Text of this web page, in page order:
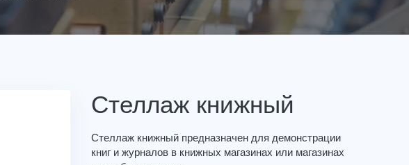
Стеллаж книжный
Стеллаж книжный предназначен для демонстрации
книг и журналов в книжных магазинах или магазинах